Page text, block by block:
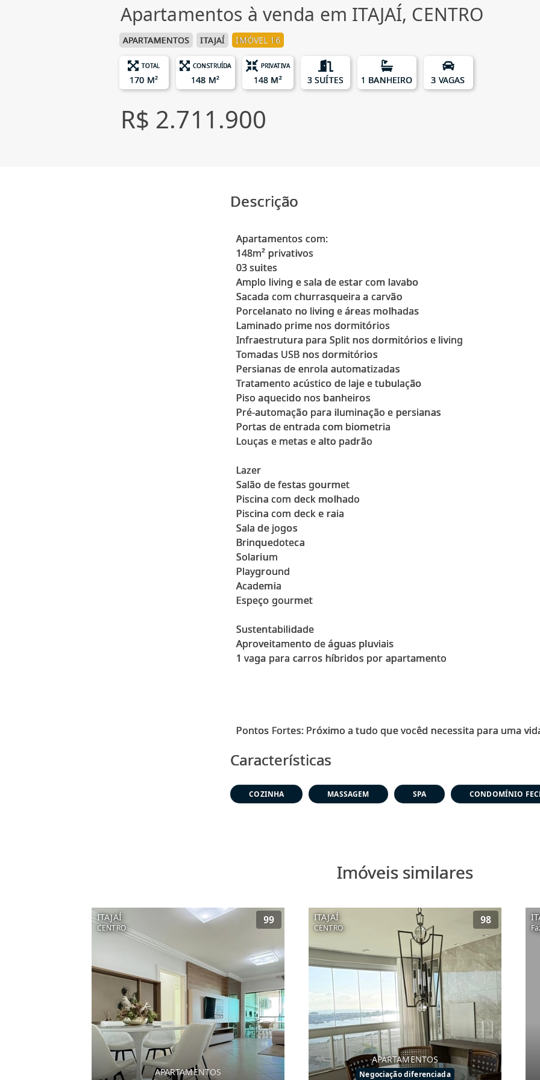
Apartamentos à venda em ITAJAÍ, CENTRO
APARTAMENTOS ITAJAÍ IMÓVEL 16
TOTAL
170 M²
CONSTRUÍDA
148 M²
PRIVATIVA
148 M² 3 SUÍTES 1 BANHEIRO 3 VAGAS
R$ 2.711.900
Descrição
Apartamentos com:
148m² privativos
03 suites
Amplo living e sala de estar com lavabo
Sacada com churrasqueira a carvão
Porcelanato no living e áreas molhadas
Laminado prime nos dormitórios
Infraestrutura para Split nos dormitórios e living
Tomadas USB nos dormitórios
Persianas de enrola automatizadas
Tratamento acústico de laje e tubulação
Piso aquecido nos banheiros
Pré-automação para iluminação e persianas
Portas de entrada com biometria
Louças e metas e alto padrão
Lazer
Salão de festas gourmet
Piscina com deck molhado
Piscina com deck e raia
Sala de jogos
Brinquedoteca
Solarium
Playground
Academia
Espeço gourmet
Sustentabilidade
Aproveitamento de águas pluviais
1 vaga para carros híbridos por apartamento
Características
COZINHA MASSAGEM SPA CONDOMÍNIO
Imóveis similares
ITAJAÍ
CENTRO
99
APARTAMENTOS
ITAJAÍ
CENTRO
98
APARTAMENTOS
Negociação diferenciada